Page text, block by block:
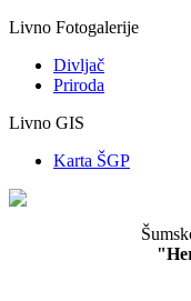
Livno Fotogalerije
Divljač
Priroda
Livno GIS
Karta ŠGP